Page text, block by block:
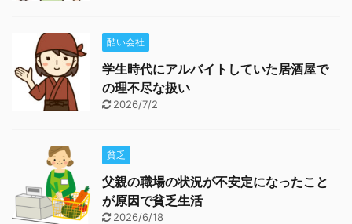
酷い会社
学生時代にアルバイトしていた居酒屋で
の理不尽な扱い
2026/7/2
貧乏
父親の職場の状況が不安定になったこと
が原因で貧乏生活
2026/6/18